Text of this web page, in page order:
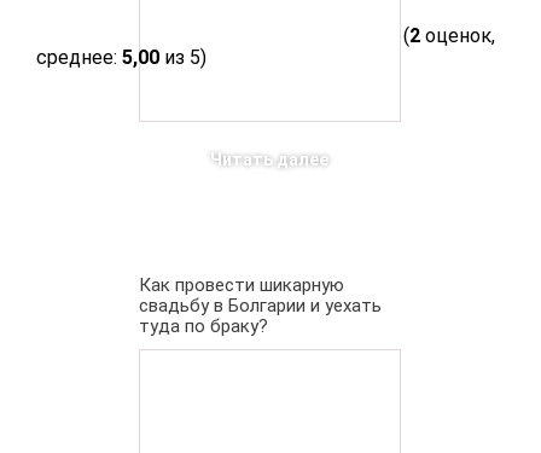
(2 оценок,
среднее: 5,00 из 5)
Читать далее
Как провести шикарную
свадьбу в Болгарии и уехать
туда по браку?